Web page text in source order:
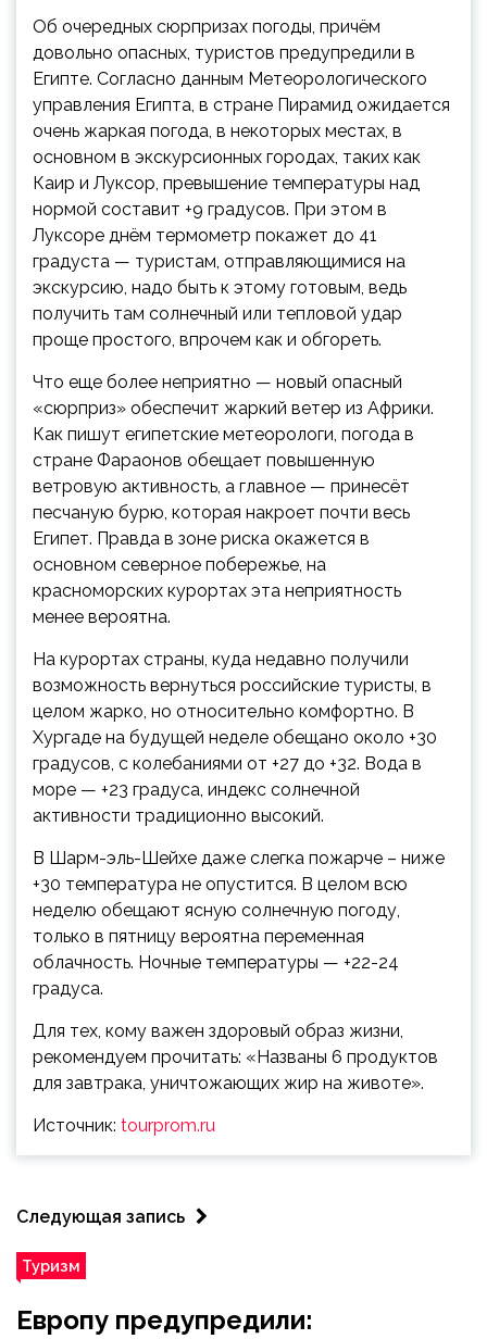
Об очередных сюрпризах погоды, причём
довольно опасных, туристов предупредили в
Египте. Согласно данным Метеорологического
управления Египта, в стране Пирамид ожидается
очень жаркая погода, в некоторых местах, в
основном в экскурсионных городах, таких как
Каир и Луксор, превышение температуры над
нормой составит +9 градусов. При этом в
Луксоре днём термометр покажет до 41
градуста — туристам, отправляющимися на
экскурсию, надо быть к этому готовым, ведь
получить там солнечный или тепловой удар
проще простого, впрочем как и обгореть.
Что еще более неприятно — новый опасный
«сюрприз» обеспечит жаркий ветер из Африки.
Как пишут египетские метеорологи, погода в
стране Фараонов обещает повышенную
ветровую активность, а главное — принесёт
песчаную бурю, которая накроет почти весь
Египет. Правда в зоне риска окажется в
основном северное побережье, на
красноморских курортах эта неприятность
менее вероятна.
На курортах страны, куда недавно получили
возможность вернуться российские туристы, в
целом жарко, но относительно комфортно. В
Хургаде на будущей неделе обещано около +30
градусов, с колебаниями от +27 до +32. Вода в
море — +23 градуса, индекс солнечной
активности традиционно высокий.
В Шарм-эль-Шейхе даже слегка пожарче – ниже
+30 температура не опустится. В целом всю
неделю обещают ясную солнечную погоду,
только в пятницу вероятна переменная
облачность. Ночные температуры — +22-24
градуса.
Для тех, кому важен здоровый образ жизни,
рекомендуем прочитать: «Названы 6 продуктов
для завтрака, уничтожающих жир на животе».
Источник: tourprom.ru
Следующая запись
Туризм
Европу предупредили: